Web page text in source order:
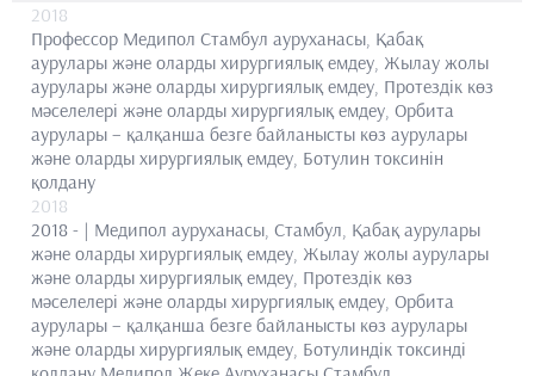
2018
Профессор Медипол Стамбул ауруханасы, Қабақ
аурулары және оларды хирургиялық емдеу, Жылау жолы
аурулары және оларды хирургиялық емдеу, Протездік көз
мәселелері және оларды хирургиялық емдеу, Орбита
аурулары – қалқанша безге байланысты көз аурулары
және оларды хирургиялық емдеу, Ботулин токсинін
қолдану
2018
2018 - | Медипол ауруханасы, Стамбул, Қабақ аурулары
және оларды хирургиялық емдеу, Жылау жолы аурулары
және оларды хирургиялық емдеу, Протездік көз
мәселелері және оларды хирургиялық емдеу, Орбита
аурулары – қалқанша безге байланысты көз аурулары
және оларды хирургиялық емдеу, Ботулиндік токсинді